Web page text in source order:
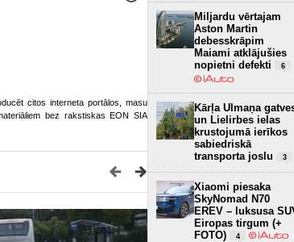
citos interneta portālos, masu
bez rakstiskas EON SIA
Miljardu vērtajam
Aston Martin
debesskrāpim
Maiami atklājušies
nopietni defekti
6
Kārļa Ulmaņa
un Lielirbes ielas
krustojumā ierīkos
sabiedriskā
transporta joslu
3
Xiaomi piesaka
SkyNomad N70
EREV – luksusa
Eiropas tirgum (+
FOTO)
4